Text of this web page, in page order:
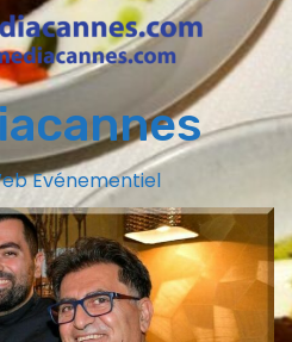
Evénementiel